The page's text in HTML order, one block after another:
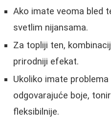
Ako imate veoma bled
svetlim nijansama.
Za topliji ten,
prirodniji efekat.
Ukoliko imate
odgovarajuće boje,
fleksibilnije.